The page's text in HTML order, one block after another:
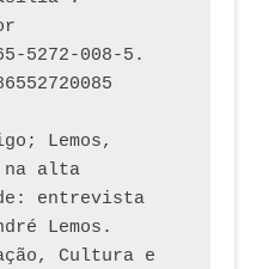
5272-008-5.
Lemos,
na alta
entrevista
Lemos.
Cultura e